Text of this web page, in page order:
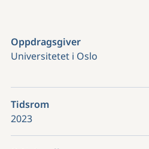
Oppdragsgiver
Universitetet i Oslo
Tidsrom
2023